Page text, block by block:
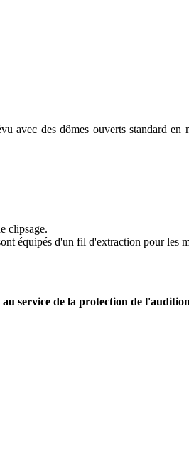
avec des dômes ouverts standard
clipsage.
équipés d'un fil d'extraction pour les
service de la protection de